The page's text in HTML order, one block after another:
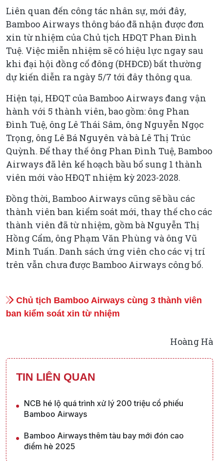
Liên quan đến công tác nhân sự, mới đây,
Bamboo Airways thông báo đã nhận được đơn
xin từ nhiệm của Chủ tịch HĐQT Phan Đình
Tuệ. Việc miễn nhiệm sẽ có hiệu lực ngay sau
khi đại hội đồng cổ đông (ĐHĐCĐ) bất thường
dự kiến diễn ra ngày 5/7 tới đây thông qua.
Hiện tại, HĐQT của Bamboo Airways đang vận
hành với 5 thành viên, bao gồm: ông Phan
Đình Tuệ, ông Lê Thái Sâm, ông Nguyễn Ngọc
Trọng, ông Lê Bá Nguyên và bà Lê Thị Trúc
Quỳnh. Để thay thế ông Phan Đình Tuệ, Bamboo
Airways đã lên kế hoạch bầu bổ sung 1 thành
viên mới vào HĐQT nhiệm kỳ 2023-2028.
Đồng thời, Bamboo Airways cũng sẽ bầu các
thành viên ban kiểm soát mới, thay thế cho các
thành viên đã từ nhiệm, gồm bà Nguyễn Thị
Hồng Cẩm, ông Phạm Văn Phùng và ông Vũ
Minh Tuấn. Danh sách ứng viên cho các vị trí
trên vẫn chưa được Bamboo Airways công bố.
Chủ tịch Bamboo Airways cùng 3 thành viên
ban kiểm soát xin từ nhiệm
Hoàng Hà
TIN LIÊN QUAN
NCB hé lộ quá trình xử lý 200 triệu cổ phiếu
Bamboo Airways
Bamboo Airways thêm tàu bay mới đón cao
điểm hè 2025